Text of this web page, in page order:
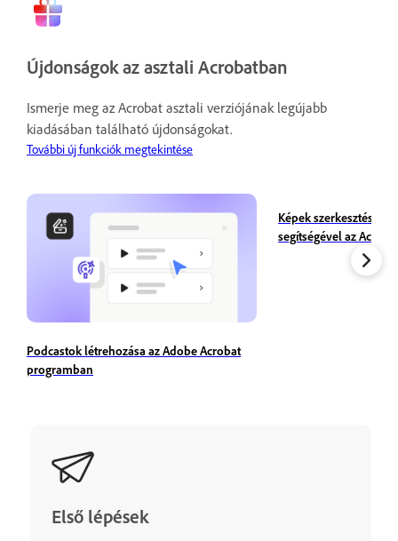
Újdonságok az asztali Acrobatban
Ismerje meg az Acrobat asztali verziójának legújabb
kiadásában található újdonságokat.
További új funkciók megtekintése
Podcastok létrehozása az Adobe Acrobat
programban
Képek szerkesztése
segítségével az
Első lépések